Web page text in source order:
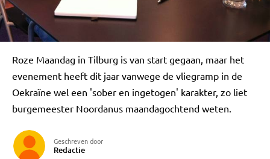
Roze Maandag in Tilburg is van start gegaan, maar het
evenement heeft dit jaar vanwege de vliegramp in de
Oekraïne wel een 'sober en ingetogen' karakter, zo liet
burgemeester Noordanus maandagochtend weten.
Geschreven door
Redactie